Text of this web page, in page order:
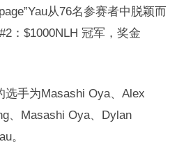
从76名参赛者中脱颖而
：$1000NLH 冠军，奖金
选手为Masashi Oya、Alex
、Masashi Oya、Dylan
。